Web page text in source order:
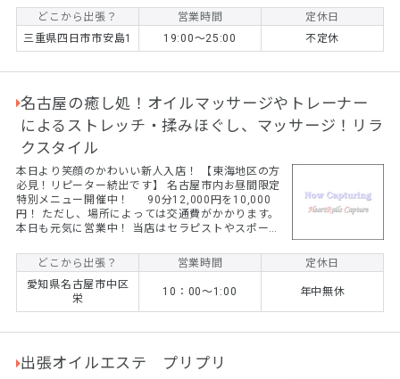
どこから出張？ 営業時間
定休日
三重県四日市市安島1
19:00～25:00 不定休
名古屋の癒し処！オイルマッサージやトレーナー
によるストレッチ・揉みほぐし、マッサージ！リラ
クスタイル
本日より笑顔のかわいい新人入店！ 【東海地区の方
必見！リピーター続出です】 名古屋市内お昼間限定
特別メニュー開催中！ 90分12,000円を10,000
円！ ただし、場所によっては交通費がかかります。
本日も元気に営業中！ 当店はセラピストやスポーツ
ルマッサージをおこないます。 ☆コロナ禍でマッサ
ージ店に行くのは気になる、、、 ☆自宅やホテルな
どでゆっくりと癒されたい！ ☆子供が学校に行って
いる間にゆっくりしたい！ そんな方はぜひご依頼く
ださい！ 最近では女性のリピーター様が続出です！
どこから出張？ 営業時間
定休日
愛知県名古屋市中区
栄
10：00～1:00 年中無休
出張オイルエステ プリプリ